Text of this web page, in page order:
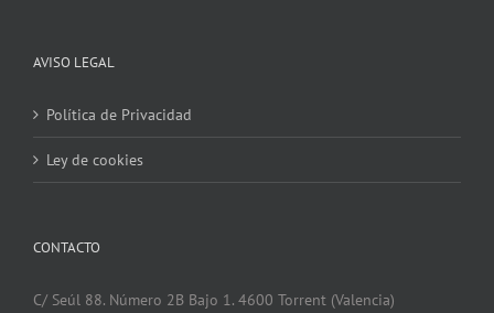
AVISO LEGAL
Política de Privacidad
Ley de cookies
CONTACTO
C/ Seúl 88. Número 2B Bajo 1. 4600 Torrent (Valencia)